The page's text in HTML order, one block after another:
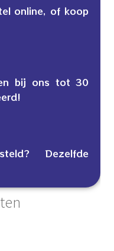
online, of koop
bij ons tot 30
Dezelfde